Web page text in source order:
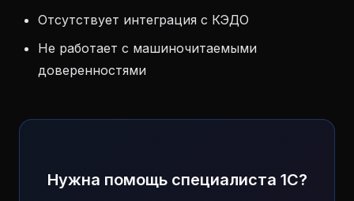
Отсутствует интеграция с КЭДО
Не работает с машиночитаемыми
доверенностями
Нужна помощь специалиста 1С?